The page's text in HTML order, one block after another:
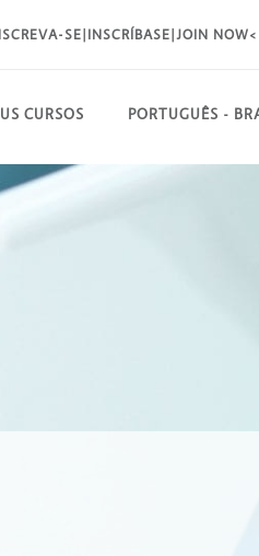
SE|INSCRÍBASE|JOIN NOW<
CURSOS PORTUGUÊS -